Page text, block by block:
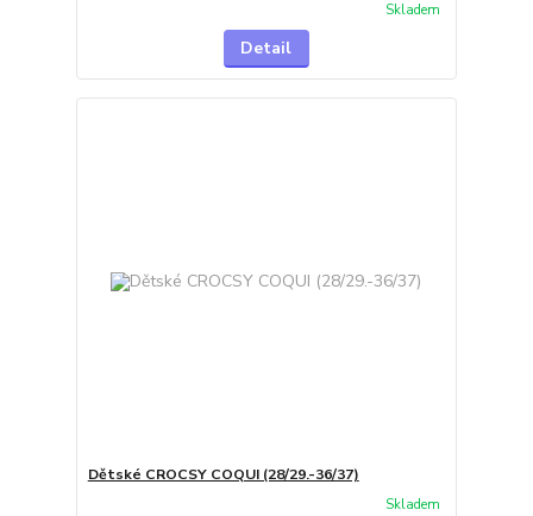
Skladem
Detail
Dětské CROCSY COQUI (28/29.-36/37)
Skladem